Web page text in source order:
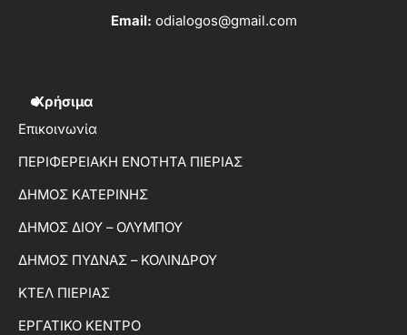
Email: odialogos@gmail.com
Χρήσιμα
Επικοινωνία
ΠΕΡΙΦΕΡΕΙΑΚΗ ΕΝΟΤΗΤΑ ΠΙΕΡΙΑΣ
ΔΗΜΟΣ ΚΑΤΕΡΙΝΗΣ
ΔΗΜΟΣ ΔΙΟΥ – ΟΛΥΜΠΟΥ
ΔΗΜΟΣ ΠΥΔΝΑΣ – ΚΟΛΙΝΔΡΟΥ
ΚΤΕΛ ΠΙΕΡΙΑΣ
ΕΡΓΑΤΙΚΟ ΚΕΝΤΡΟ